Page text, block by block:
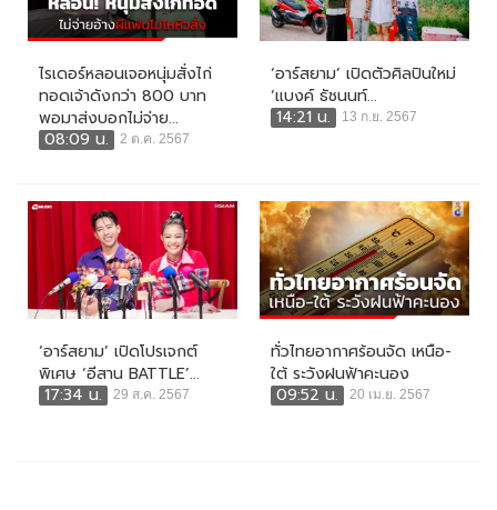
ไรเดอร์หลอนเจอหนุ่มสั่งไก่
ทอดเจ้าดังกว่า 800 บาท
พอมาส่งบอกไม่จ่าย...
08:09 น.
2 ต.ค. 2567
‘อาร์สยาม’ เปิดตัวศิลปินใหม่
‘แบงค์ ธัชนนท์...
14:21 น.
13 ก.ย. 2567
‘อาร์สยาม’ เปิดโปรเจกต์
พิเศษ ‘อีสาน BATTLE’...
17:34 น.
29 ส.ค. 2567
ทั่วไทยอากาศร้อนจัด เหนือ-
ใต้ ระวังฝนฟ้าคะนอง
09:52 น.
20 เม.ย. 2567